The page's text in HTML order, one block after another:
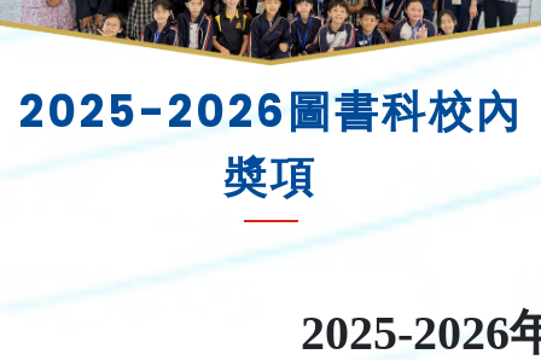
2025-2026圖書科校內
奬項
2025-2026